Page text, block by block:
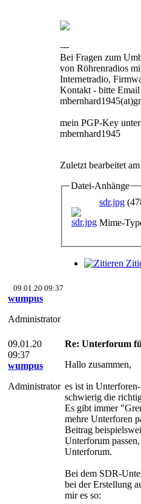
---
Bei Fragen zum
von Röhrenradios
Internetradio,
Kontakt - bitte Email
mein PGP-Key
mbernhard1945
Zuletzt bearbeitet
Datei-Anhänge
sdr.jpg
Mime-
09.01.20 09:37
wumpus
Administrator
09.01.20
09:37
wumpus
Administrator
Re: Unterforum
Hallo zusammen,
es ist in
schwierig die
Es gibt immer
mehre Unterforen
Beitrag
Unterforum
Unterforum.
Bei dem SDR-
bei der Erstellung
mir es so: